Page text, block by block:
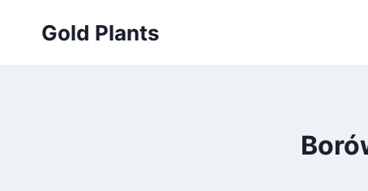
Gold Plants